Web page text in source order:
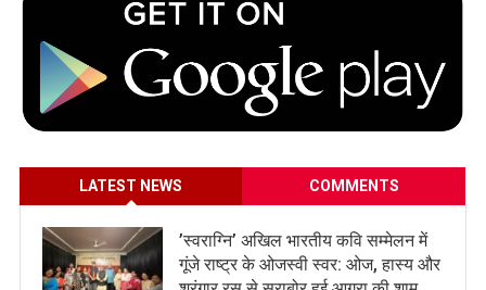
LATEST NEWS COMMENTS
​’स्वराग्नि’ अखिल भारतीय कवि सम्मेलन में
गूंजे राष्ट्र के ओजस्वी स्वर: ओज, हास्य और